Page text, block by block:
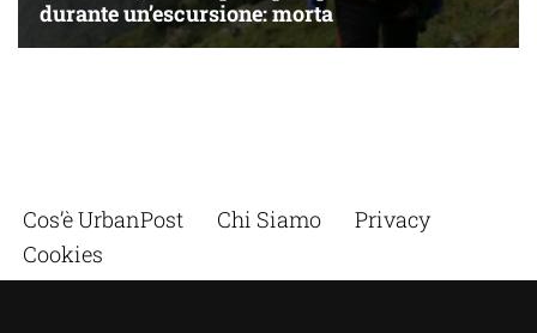
Cos’è UrbanPost Chi Siamo
Privacy
Cookies